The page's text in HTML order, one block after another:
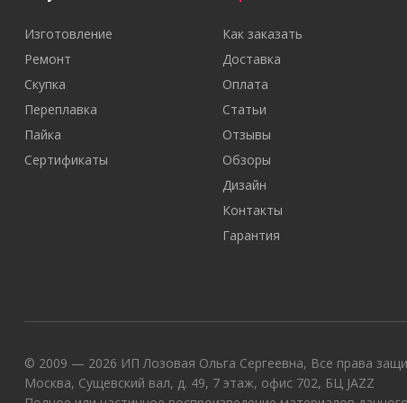
Изготовление
Ремонт
Скупка
Переплавка
Пайка
Сертификаты
Как заказать
Доставка
Оплата
Статьи
Отзывы
Обзоры
Дизайн
Контакты
Гарантия
© 2009 — 2026 ИП Лозовая Ольга Сергеевна, Все права
Москва, Сущевский вал, д. 49, 7 этаж, офис 702, БЦ JAZZ